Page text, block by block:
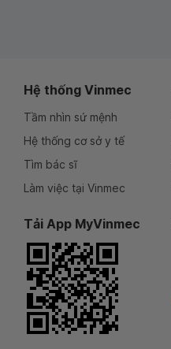
Hệ thống Vinmec
Tầm nhìn sứ mệnh
Hệ thống cơ sở y tế
Tìm bác sĩ
Làm việc tại Vinmec
Tải App MyVinmec